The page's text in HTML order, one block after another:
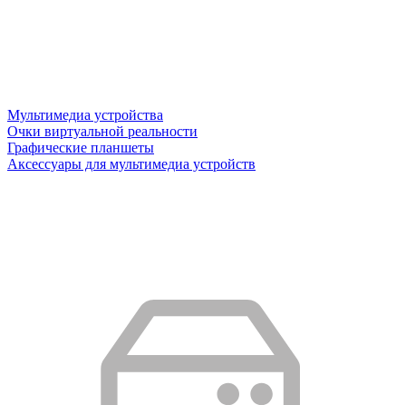
Мультимедиа устройства
Очки виртуальной реальности
Графические планшеты
Аксессуары для мультимедиа устройств